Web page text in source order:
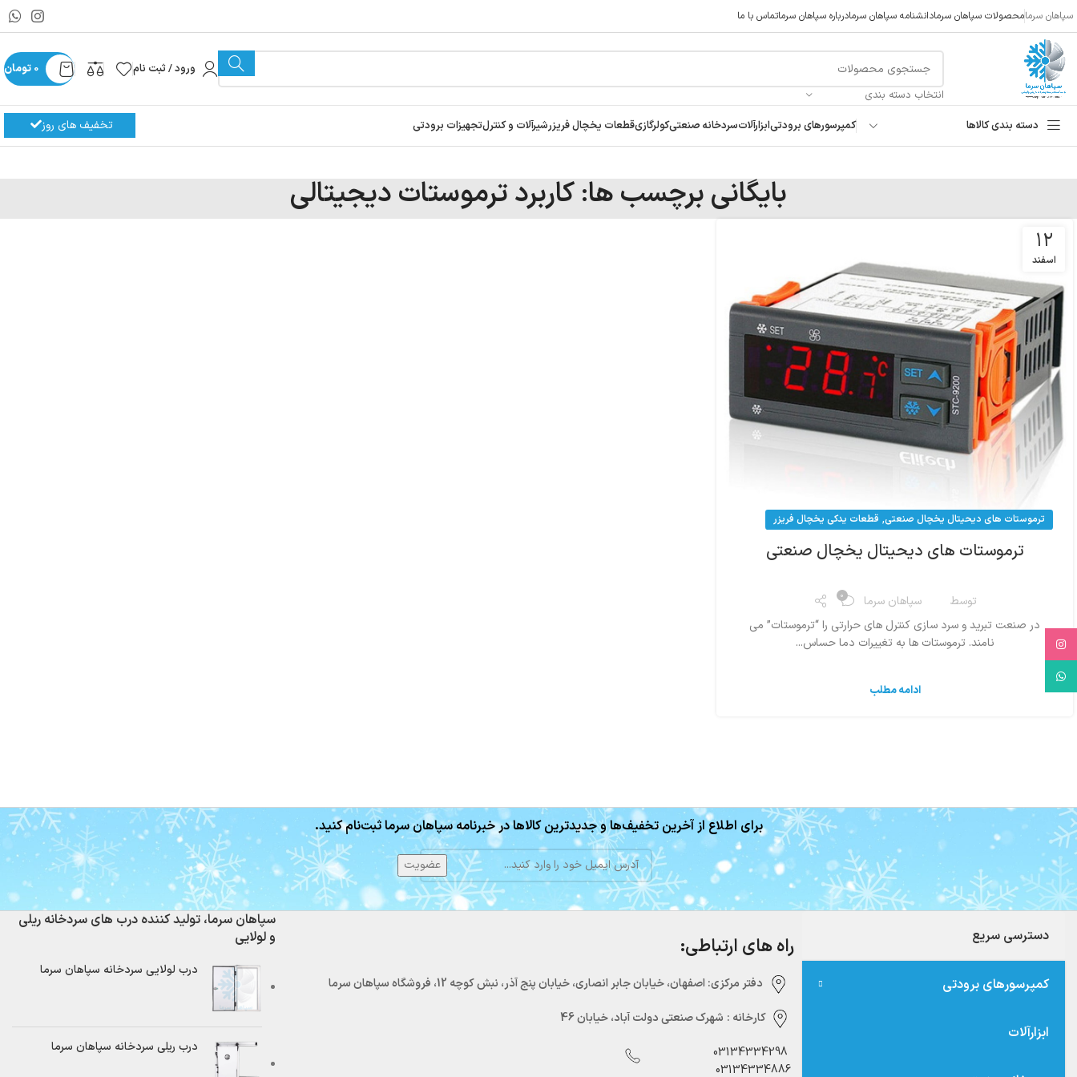
سپاهان سرمامحصولات سپاهان سرمادانشنامه سپاهان سرمادرباره سپاهان سرماتماس با ما
انتخاب دسته بندی
ورود / ثبت نام 0 تومان
دسته بندی کالاها کمپرسورهای برودتیابزارآلاتسردخانه صنعتیکولرگازیقطعات یخچال فریزرشیرآلات و کنترلتجهیزات برودتی تخفیف های روز
بایگانی برچسب ها: کاربرد ترموستات دیجیتالی
۱۲
اسفند
ترموستات های دیحیتال یخچال صنعتی, قطعات یدکی یخچال فریزر
ترموستات های دیحیتال یخچال صنعتی
توسط سپاهان سرما 0
در صنعت تبرید و سرد سازی کنترل های حرارتی را “ترموستات” می
نامند. ترموستات ها به تغییرات دما حساس...
ادامه مطلب
برای اطلاع از آخرین تخفیف‌ها و جدیدترین کالاها در خبرنامه سپاهان سرما ثبت‌نام کنید.
دسترسی سریع
کمپرسورهای برودتی
ابزارآلات
راه های ارتباطی:
دفتر مرکزی:‌ اصفهان، خیابان جابر انصاری، خیابان پنج آذر، نبش کوچه 12، فروشگاه سپاهان سرما
کارخانه : شهرک صنعتی دولت آباد، خیابان 46
03134334298
03134334886
سپاهان سرما، تولید کننده درب های سردخانه ریلی
و لولایی
درب لولایی سردخانه سپاهان سرما
درب ریلی سردخانه سپاهان سرما
Instagram